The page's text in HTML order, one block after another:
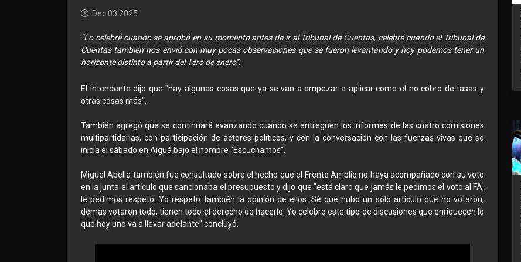
Dec 03 2025
“Lo celebré cuando se aprobó en su momento antes de ir al Tribunal de Cuentas, celebré cuando el Tribunal de
Cuentas también nos envió con muy pocas observaciones que se fueron levantando y hoy podemos tener un
horizonte distinto a partir del 1ero de enero”.
El intendente dijo que "hay algunas cosas que ya se van a empezar a aplicar como el no cobro de tasas y
otras cosas más".
También agregó que se continuará avanzando cuando se entreguen los informes de las cuatro comisiones
multipartidarias, con participación de actores políticos, y con la conversación con las fuerzas vivas que se
inicia el sábado en Aiguá bajo el nombre “Escuchamos”.
Miguel Abella también fue consultado sobre el hecho que el Frente Amplio no haya acompañado con su voto
en la junta el artículo que sancionaba el presupuesto y dijo que “está claro que jamás le pedimos el voto al FA,
le pedimos respeto. Yo respeto también la opinión de ellos. Sé que hubo un sólo artículo que no votaron,
demás votaron todo, tienen todo el derecho de hacerlo. Yo celebro este tipo de discusiones que enriquecen lo
que hoy uno va a llevar adelante” concluyó.